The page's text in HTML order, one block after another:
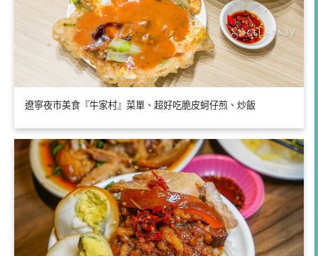
遼寧夜市美食『牛家村』菜單、超好吃脆皮蚵仔煎、炒飯